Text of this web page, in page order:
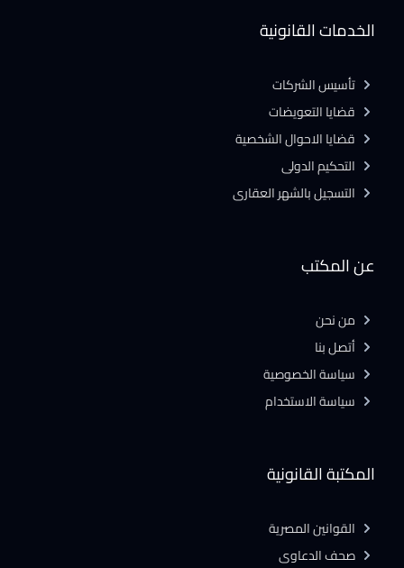
المكتبة القانونية
القوانين المصرية
صحف الدعاوى
عن المكتب
من نحن
أتصل بنا
سياسة الخصوصية
سياسة الاستخدام
الخدمات القانونية
تأسيس الشركات
قضايا التعويضات
قضايا الاحوال الشخصية
التحكيم الدولى
التسجيل بالشهر العقارى